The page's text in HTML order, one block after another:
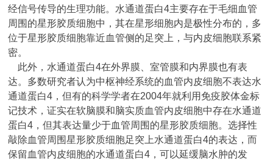
经信号传导的生理功能。水通道蛋白4主要存在于毛细血管
周围的星形胶质细胞中，其在星形细胞内是极性分布的，多
位于星形胶质细胞靠近血管侧的足突上，与内皮细胞联系紧
密。
此外，水通道蛋白4在外界膜、室管膜和内界膜也有表
达。多数研究者认为中枢神经系统的血管内皮细胞不表达水
通道蛋白4，但有的科学学者在2004年就利用免疫胶体金标
记技术，证实在软脑膜和脑实质血管内皮细胞中存在水通道
蛋白4，但其表达量少于血管周围的星形胶质细胞。选择性
敲除血管周围星形胶质细胞足突上水通道蛋白4的表达，而
保留血管内皮细胞的水通道蛋白4，可以延缓脑水肿的发